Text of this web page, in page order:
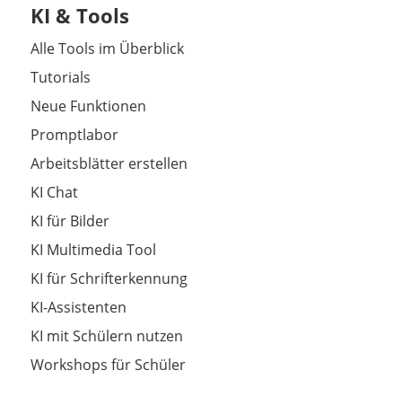
KI & Tools
Alle Tools im Überblick
Tutorials
Neue Funktionen
Promptlabor
Arbeitsblätter erstellen
KI Chat
KI für Bilder
KI Multimedia Tool
KI für Schrifterkennung
KI-Assistenten
KI mit Schülern nutzen
Workshops für Schüler